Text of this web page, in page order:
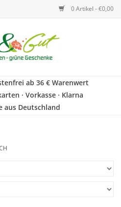
0 Artikel - €0,00
ab 36 € Warenwert
· Vorkasse · Klarna
Deutschland